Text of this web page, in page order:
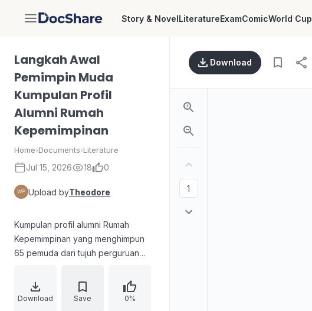
DocShare Story & NovelLiteratureExamComicWorld Cup
Langkah Awal
Pemimpin Muda
Kumpulan Profil
Alumni Rumah
Kepemimpinan
Home›Documents›Literature
Jul 15, 2026 18 0
Upload byTheodore
Kumpulan profil alumni Rumah
Kepemimpinan yang menghimpun
65 pemuda dari tujuh perguruan
Buku ini menampilkan nilai
berkarakter, berprestasi, dan
Download Save 0%
Download